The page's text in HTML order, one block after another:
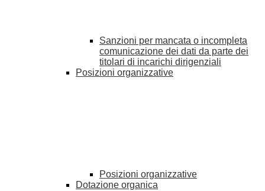
Sanzioni per mancata o incompleta
comunicazione dei dati da parte dei
titolari di incarichi dirigenziali
Posizioni organizzative
Posizioni organizzative
Dotazione organica